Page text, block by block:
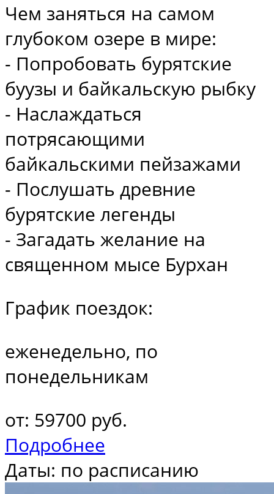
Чем заняться на самом
глубоком озере в мире:
- Попробовать бурятские
буузы и байкальскую рыбку
- Наслаждаться
потрясающими
байкальскими пейзажами
- Послушать древние
бурятские легенды
- Загадать желание на
священном мысе Бурхан
График поездок:
еженедельно, по
понедельникам
от: 59700 руб.
Подробнее
Даты: по расписанию